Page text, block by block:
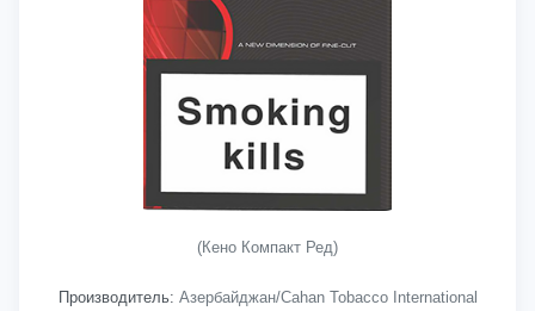
(Кено Компакт Ред)
Производитель: Азербайджан/Cahan Tobacco International